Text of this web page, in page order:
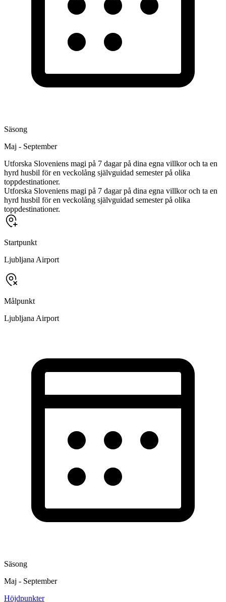
Säsong
Maj - September
Utforska Sloveniens magi på 7 dagar på dina egna villkor och ta en
hyrd husbil för en veckolång självguidad semester på olika
toppdestinationer.
Utforska Sloveniens magi på 7 dagar på dina egna villkor och ta en
hyrd husbil för en veckolång självguidad semester på olika
toppdestinationer.
Startpunkt
Ljubljana Airport
Målpunkt
Ljubljana Airport
Säsong
Maj - September
Höjdpunkter